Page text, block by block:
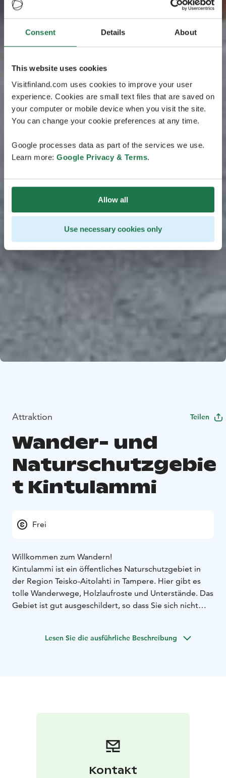
Consent Details About
This website uses cookies
Visitfinland.com uses cookies to improve your user
experience. Cookies are small text files that are saved on
your computer or mobile device when you visit the site.
You can change your cookie preferences at any time.
Google processes data as part of the services we use.
Learn more: Google Privacy & Terms.
Allow all
Use necessary cookies only
Attraktion Teilen
Wander- und
Naturschutzgebie
t Kintulammi
Frei
Willkommen zum Wandern!
Kintulammi ist ein öffentliches Naturschutzgebiet in
der Region Teisko-Aitolahti in Tampere. Hier gibt es
tolle Wanderwege, Holzlaufroste und Unterstände. Das
Gebiet ist gut ausgeschildert, so dass Sie sich nicht
Stadtzentrums von Tampere in Richtung Teisko.
Lesen Sie die ausführliche Beschreibung
Kontakt